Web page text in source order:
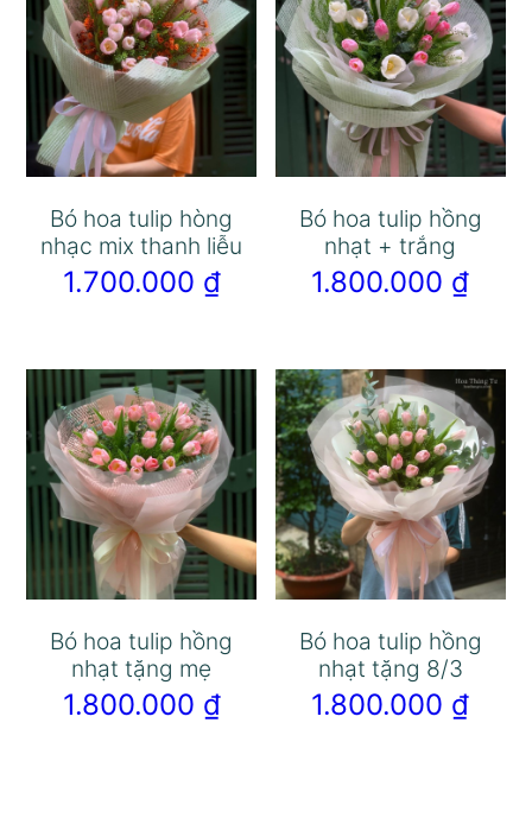
Bó hoa tulip hòng
nhạc mix thanh liễu
1.700.000 ₫
Bó hoa tulip hồng
nhạt + trắng
1.800.000 ₫
Bó hoa tulip hồng
nhạt tặng mẹ
1.800.000 ₫
Bó hoa tulip hồng
nhạt tặng 8/3
1.800.000 ₫